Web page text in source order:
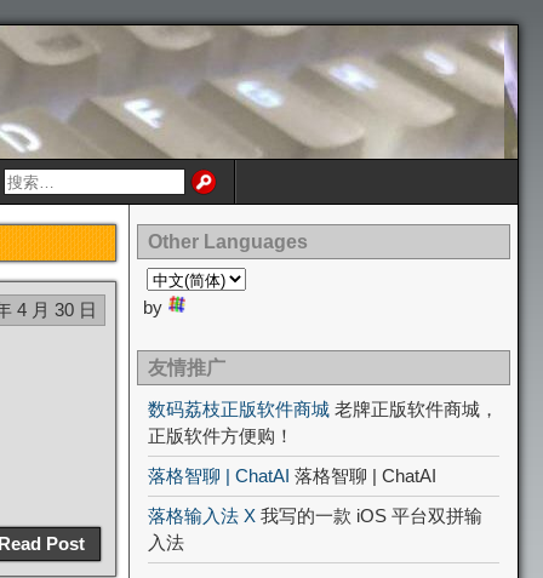
4 月 30 日
Post
Other Languages
by
友情推广
数码荔枝正版软件商城 老牌正版软件商城，
正版软件方便购！
落格智聊 | ChatAI 落格智聊 | ChatAI
落格输入法 X 我写的一款 iOS 平台双拼输
入法